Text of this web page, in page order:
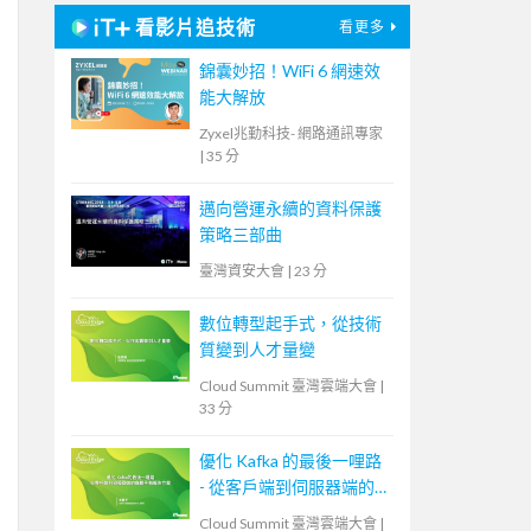
看影片追技術 看更多
錦囊妙招！WiFi 6 網速效
能大解放
Zyxel兆勤科技- 網路通訊專家
| 35 分
邁向營運永續的資料保護
策略三部曲
臺灣資安大會 | 23 分
數位轉型起手式，從技術
質變到人才量變
Cloud Summit 臺灣雲端大會 |
33 分
優化 Kafka 的最後一哩路
- 從客戶端到伺服器端的
負載平衡解決方案
Cloud Summit 臺灣雲端大會 |